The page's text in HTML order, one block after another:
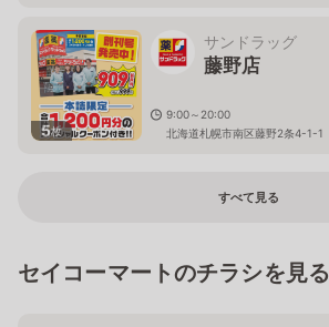
5枚
サンドラッグ
藤野店
9:00～20:00
北海道札幌市南区藤野2条4-1-1
すべて見る
セイコーマートのチラシを見る